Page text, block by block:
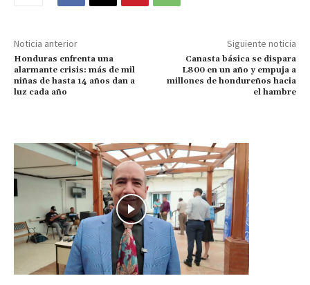
Noticia anterior
Honduras enfrenta una
alarmante crisis: más de mil
niñas de hasta 14 años dan a
luz cada año
Siguiente noticia
Canasta básica se dispara
L800 en un año y empuja a
millones de hondureños hacia
el hambre